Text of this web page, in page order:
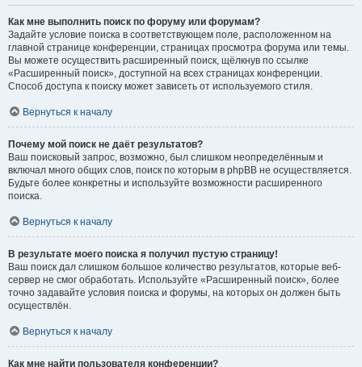
Как мне выполнить поиск по форуму или форумам?
Задайте условие поиска в соответствующем поле, расположенном на
главной странице конференции, страницах просмотра форума или темы.
Вы можете осуществить расширенный поиск, щёлкнув по ссылке
«Расширенный поиск», доступной на всех страницах конференции.
Способ доступа к поиску может зависеть от используемого стиля.
Вернуться к началу
Почему мой поиск не даёт результатов?
Ваш поисковый запрос, возможно, был слишком неопределённым и
включал много общих слов, поиск по которым в phpBB не осуществляется.
Будьте более конкретны и используйте возможности расширенного
поиска.
Вернуться к началу
В результате моего поиска я получил пустую страницу!
Ваш поиск дал слишком большое количество результатов, которые веб-
сервер не смог обработать. Используйте «Расширенный поиск», более
точно задавайте условия поиска и форумы, на которых он должен быть
осуществлён.
Вернуться к началу
Как мне найти пользователя конференции?